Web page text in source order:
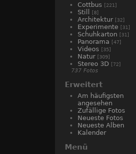
Cottbus [221]
Still [8]
Architektur [32]
Experimente [31]
Schuhkarton [31]
Panorama [47]
Videos [35]
Natur [309]
Stereo 3D [72]
737 Fotos
Erweitert
Am häufigsten
angesehen
Zufällige Fotos
Neueste Fotos
Neueste Alben
Kalender
Menü